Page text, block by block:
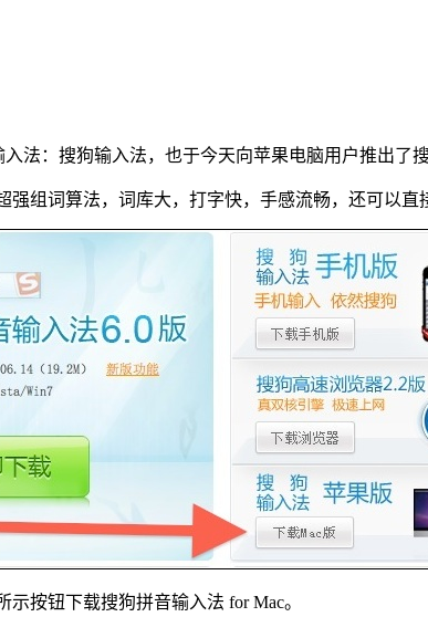
法：搜狗输入法，也于今天向苹果电脑用户推出了
强组词算法，词库大，打字快，手感流畅，还可以
按钮下载搜狗拼音输入法 for Mac。